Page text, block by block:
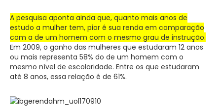
A pesquisa aponta ainda que, quanto mais anos de
estudo a mulher tem, pior é sua renda em comparação
com a de um homem com o mesmo grau de instrução.
Em 2009, o ganho das mulheres que estudaram 12 anos
ou mais representa 58% do de um homem com o
mesmo nível de escolaridade. Entre os que estudaram
até 8 anos, essa relação é de 61%.